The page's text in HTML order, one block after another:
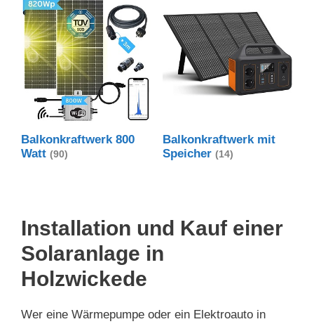
Balkonkraftwerk 800
Watt (90)
Balkonkraftwerk mit
Speicher (14)
Installation und Kauf einer
Solaranlage in
Holzwickede
Wer eine Wärmepumpe oder ein Elektroauto in